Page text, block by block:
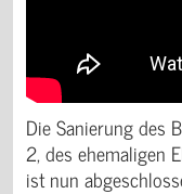
anstehenden
nun zugleich in die
Forschung, der
dem Institut bietet
des Domkapitels
bestehende